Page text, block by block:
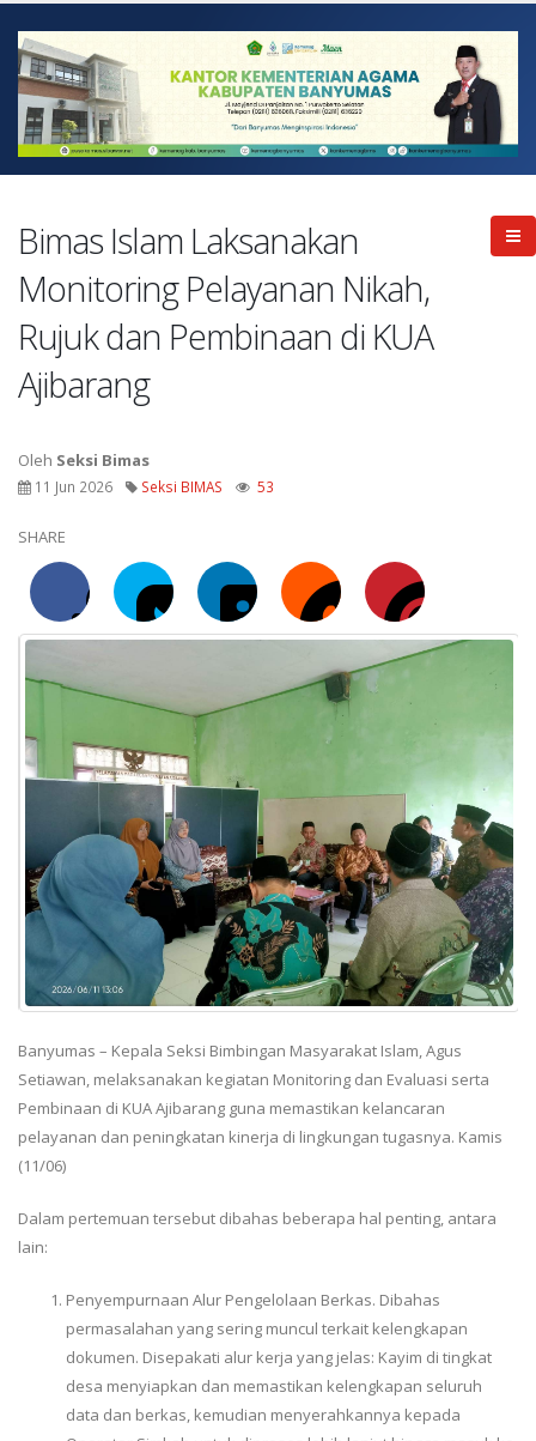
Bimas Islam Laksanakan
Monitoring Pelayanan Nikah,
Rujuk dan Pembinaan di KUA
Ajibarang
Oleh Seksi Bimas
11 Jun 2026 Seksi BIMAS 53
SHARE
Banyumas – Kepala Seksi Bimbingan Masyarakat Islam, Agus
Setiawan, melaksanakan kegiatan Monitoring dan Evaluasi serta
Pembinaan di KUA Ajibarang guna memastikan kelancaran
pelayanan dan peningkatan kinerja di lingkungan tugasnya. Kamis
(11/06)
Dalam pertemuan tersebut dibahas beberapa hal penting, antara
lain:
Penyempurnaan Alur Pengelolaan Berkas. Dibahas
permasalahan yang sering muncul terkait kelengkapan
dokumen. Disepakati alur kerja yang jelas: Kayim di tingkat
desa menyiapkan dan memastikan kelengkapan seluruh
data dan berkas, kemudian menyerahkannya kepada